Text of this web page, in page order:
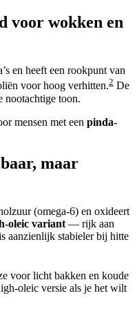
voor wokken en
en heeft een rookpunt van
voor hoog verhitten.2 De
nootachtige toon.
mensen met een pinda-
maar
(omega-6) en oxideert
oleic variant — rijk aan
aanzienlijk stabieler bij hitte
voor licht bakken en koude
oleic versie als je het wilt